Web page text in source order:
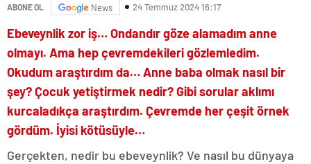
ABONE OL News 24 Temmuz 2024 16:17
Ebeveynlik zor iş… Ondandır göze alamadım anne
olmayı. Ama hep çevremdekileri gözlemledim.
Okudum araştırdım da… Anne baba olmak nasıl bir
şey? Çocuk yetiştirmek nedir? Gibi sorular aklımı
kurcaladıkça araştırdım. Çevremde her çeşit örnek
gördüm. İyisi kötüsüyle…
Gerçekten, nedir bu ebeveynlik? Ve nasıl bu dünyaya